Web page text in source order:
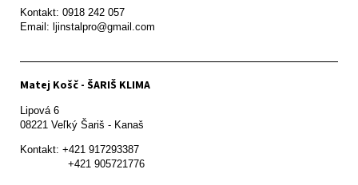
Kontakt: 0918 242 057
Email: ljinstalpro@gmail.com
Matej Košč - ŠARIŠ KLIMA
Lipová 6
08221 Veľký Šariš - Kanaš
Kontakt: +421 917293387